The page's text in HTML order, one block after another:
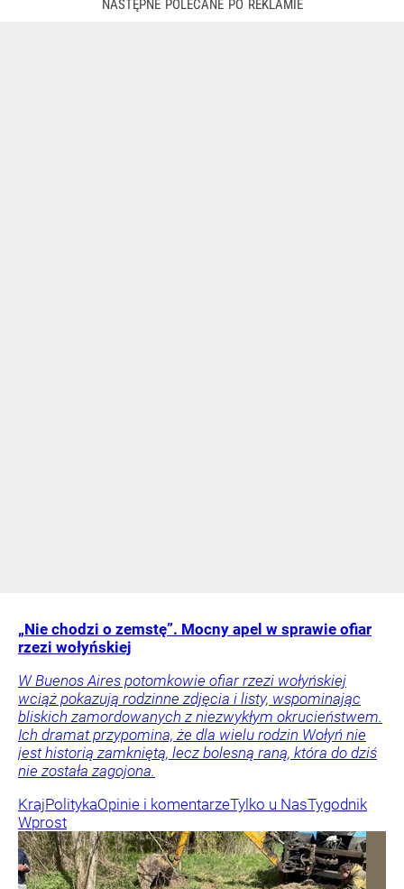
„Nie chodzi o zemstę”. Mocny apel w sprawie ofiar
rzezi wołyńskiej
W Buenos Aires potomkowie ofiar rzezi wołyńskiej
wciąż pokazują rodzinne zdjęcia i listy, wspominając
bliskich zamordowanych z niezwykłym okrucieństwem.
Ich dramat przypomina, że dla wielu rodzin Wołyń nie
jest historią zamkniętą, lecz bolesną raną, która do dziś
nie została zagojona.
KrajPolitykaOpinie i komentarzeTylko u NasTygodnik
Wprost